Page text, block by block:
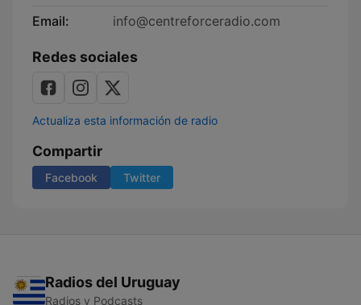
Email:
info@centreforceradio.com
Redes sociales
Actualiza esta información de radio
Compartir
Facebook Twitter
Radios del Uruguay
Radios y Podcasts